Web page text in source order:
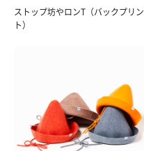
ストップ坊やロンT（バックプリン
ト）